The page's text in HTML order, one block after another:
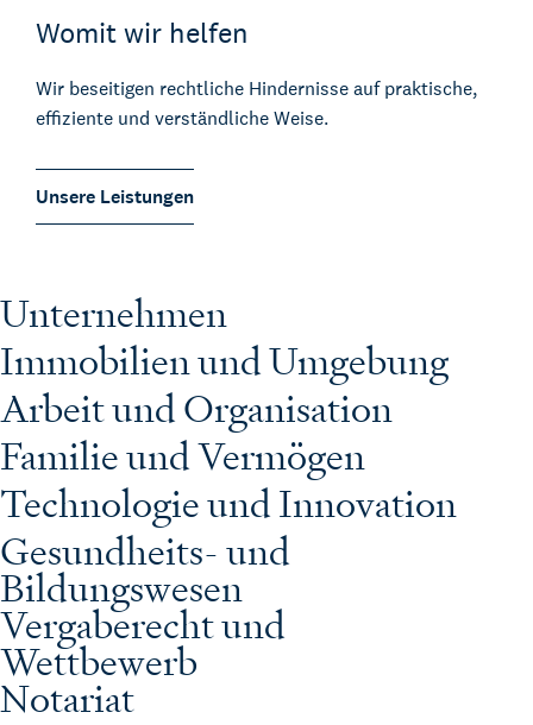
Womit wir helfen
Wir beseitigen rechtliche Hindernisse auf praktische,
effiziente und verständliche Weise.
Unsere Leistungen
Unternehmen
Immobilien und Umgebung
Arbeit und Organisation
Familie und Vermögen
Technologie und Innovation
Gesundheits- und
Bildungswesen
Vergaberecht und
Wettbewerb
Notariat